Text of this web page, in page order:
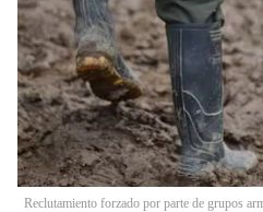
Reclutamiento forzado por parte de grupos